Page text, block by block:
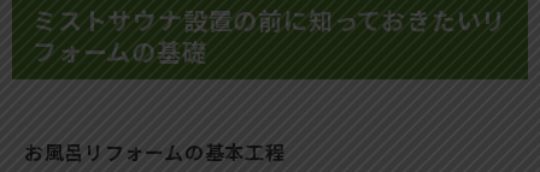
ミストサウナ設置の前に知っておきたいリ
フォームの基礎
お風呂リフォームの基本工程